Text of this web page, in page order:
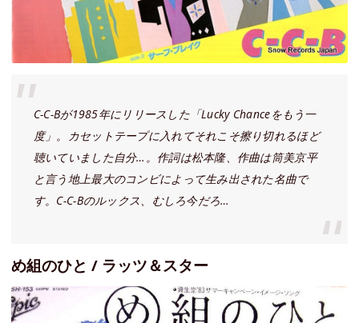
C-C-Bが1985年にリリースした「Lucky Chanceをもう一
度」。カセットテープに入れてそれこそ擦り切れるほど
聴いていました自分…。作詞は松本隆、作曲は筒美京平
と言う地上最大のコンビによって生み出された名曲で
す。C-C-Bのルックス、むしろ今だろ…
め組のひと / ラッツ＆スター